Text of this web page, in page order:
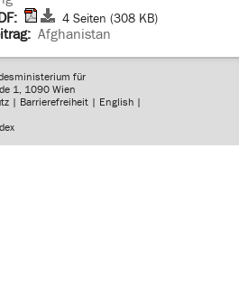
4 Seiten (308 KB)
Afghanistan
für
1, 1090 Wien
| Barrierefreiheit | English |